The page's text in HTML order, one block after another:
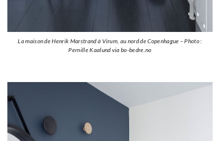
La maison de Henrik Marstrand à Virum, au nord de Copenhague – Photo :
Pernille Kaalund via bo-bedre.no